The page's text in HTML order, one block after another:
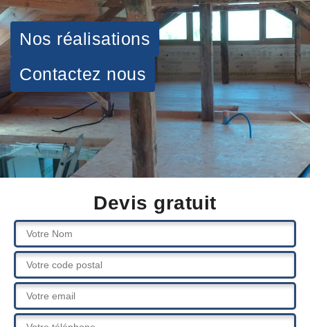
Nos réalisations
Contactez nous
Devis gratuit